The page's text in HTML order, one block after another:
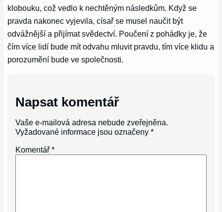
klobouku, což vedlo k nechtěným následkům. Když se
pravda nakonec vyjevila, císař se musel naučit být
odvážnější a přijímat svědectví. Poučení z pohádky je, že
čím více lidí bude mít odvahu mluvit pravdu, tím více klidu a
porozumění bude ve společnosti.
Napsat komentář
Vaše e-mailová adresa nebude zveřejněna.
Vyžadované informace jsou označeny*
Komentář*